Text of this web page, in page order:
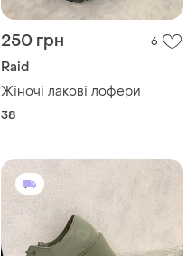
250 грн 6
Raid
Жіночі лакові лофери
38